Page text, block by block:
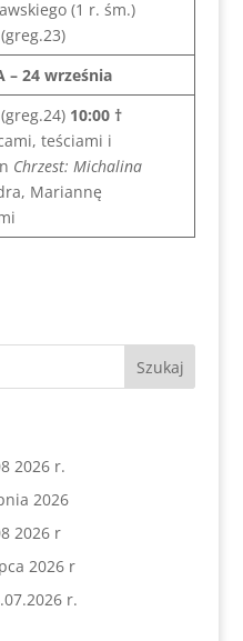
(1 r. śm.)
– 24 września
10:00 †
teściami i
Chrzest: Michalina
Mariannę
2026 r.
2026
2026 r
2026 r
r.